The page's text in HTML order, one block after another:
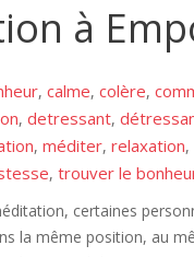
à
, calme, colère,
, detressant,
, méditer, relaxation,
, trouver le
certaines
la même position, au